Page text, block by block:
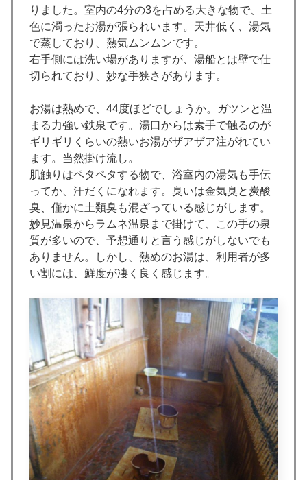
りました。室内の4分の3を占める大きな物で、土
色に濁ったお湯が張られいます。天井低く、湯気
で蒸しており、熱気ムンムンです。
右手側には洗い場がありますが、湯船とは壁で仕
切られており、妙な手狭さがあります。
お湯は熱めで、44度ほどでしょうか。ガツンと温
まる力強い鉄泉です。湯口からは素手で触るのが
ギリギリくらいの熱いお湯がザアザア注がれてい
ます。当然掛け流し。
肌触りはペタペタする物で、浴室内の湯気も手伝
ってか、汗だくになれます。臭いは金気臭と炭酸
臭、僅かに土類臭も混ざっている感じがします。
妙見温泉からラムネ温泉まで掛けて、この手の泉
質が多いので、予想通りと言う感じがしないでも
ありません。しかし、熱めのお湯は、利用者が多
い割には、鮮度が凄く良く感じます。